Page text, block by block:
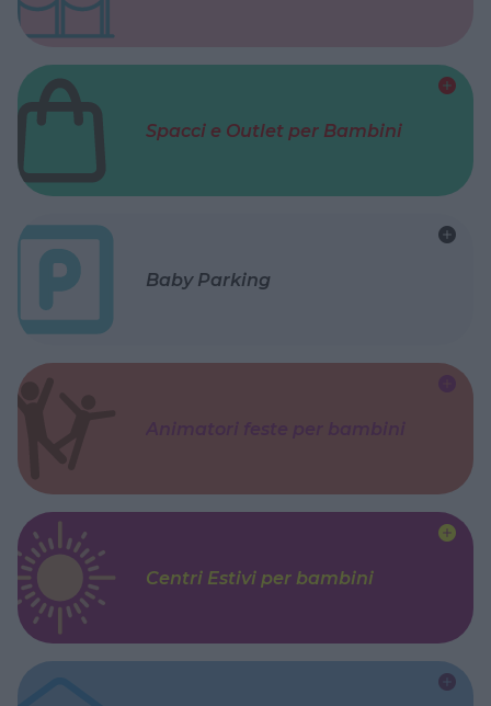
Spacci e Outlet per Bambini
Baby Parking
Centri Estivi per bambini